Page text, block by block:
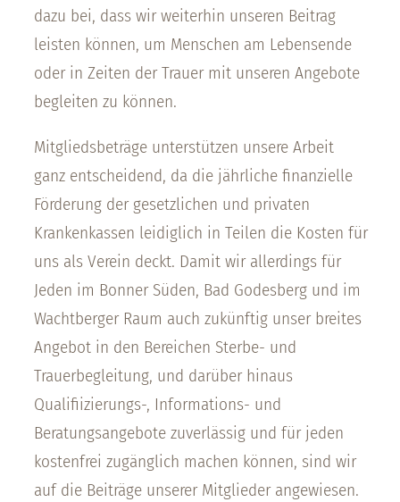
dazu bei, dass wir weiterhin unseren Beitrag
leisten können, um Menschen am Lebensende
oder in Zeiten der Trauer mit unseren Angebote
begleiten zu können.
Mitgliedsbeträge unterstützen unsere Arbeit
ganz entscheidend, da die jährliche finanzielle
Förderung der gesetzlichen und privaten
Krankenkassen leidiglich in Teilen die Kosten für
uns als Verein deckt. Damit wir allerdings für
Jeden im Bonner Süden, Bad Godesberg und im
Wachtberger Raum auch zukünftig unser breites
Angebot in den Bereichen Sterbe- und
Trauerbegleitung, und darüber hinaus
Qualifiizierungs-, Informations- und
Beratungsangebote zuverlässig und für jeden
kostenfrei zugänglich machen können, sind wir
auf die Beiträge unserer Mitglieder angewiesen.